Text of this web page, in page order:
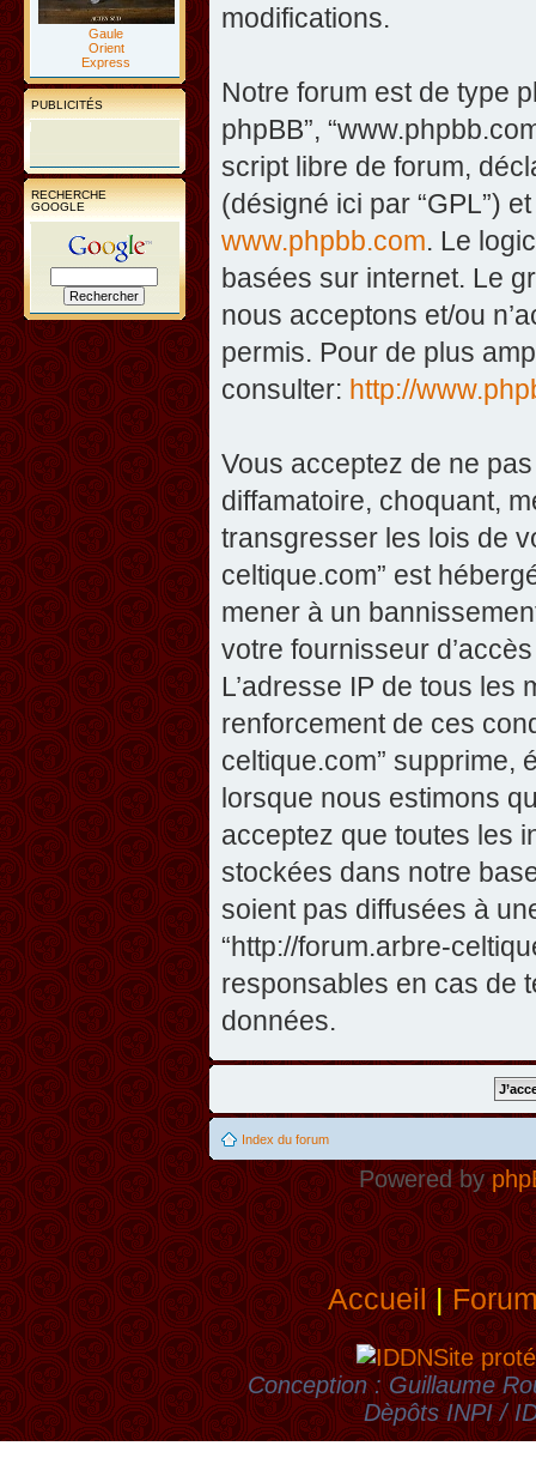
Gaule
Orient
Express
PUBLICITÉS
RECHERCHE
GOOGLE
modifications.
Notre forum est de type
phpBB”,
script libre de forum,
(désigné ici par “GPL”)
www.phpbb.com. Le
basées sur internet. Le
nous acceptons et/ou
permis. Pour de plus
consulter: http://
Vous acceptez de ne
diffamatoire, choquant,
transgresser les lois de
celtique.com” est
mener à un
votre fournisseur
L’adresse IP de tous
renforcement de ces
celtique.com” supprime,
lorsque nous estimons
acceptez que toutes les
stockées dans notre
soient pas diffusées à
“http://forum.arbre-
responsables en cas de
données.
Index du forum
Powered by
Accueil|
Site
Conception : Guillaume
Dèpôts INPI /